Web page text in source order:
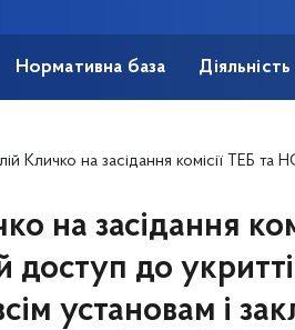
Нормативна база Діяльність
засідання комісії ТЕБ та НС: Рішення про цілодобовий доступ до укриттів – обовʼязкове до виконання всім установам і закладам. Саботажу глав районів терпіти не буду!
на засідання
доступ до
установам і